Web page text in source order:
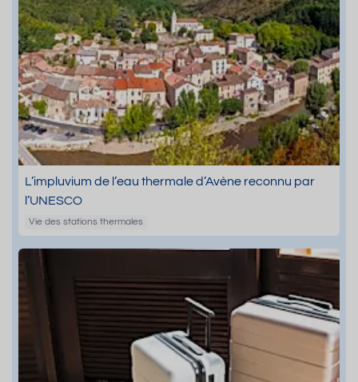
L’impluvium de l’eau thermale d’Avène reconnu par
l’UNESCO
Vie des stations thermales